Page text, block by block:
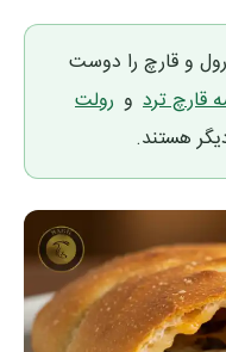
و قارچ را دوست
قارچ ترد و رولت
هستند.